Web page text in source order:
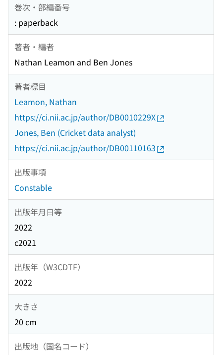
巻次・部編番号
: paperback
著者・編者
Nathan Leamon and Ben Jones
著者標目
Leamon, Nathan
https://ci.nii.ac.jp/author/DB0010229X
Jones, Ben (Cricket data analyst)
https://ci.nii.ac.jp/author/DB00110163
出版事項
Constable
出版年月日等
2022
c2021
出版年（W3CDTF）
2022
大きさ
20 cm
出版地（国名コード）